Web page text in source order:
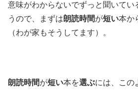
意味がわからないでずっと聞いてい
うので、まずは朗読時間が短い本か
（わが家もそうしてます）。
朗読時間が短い本を選ぶには、こ